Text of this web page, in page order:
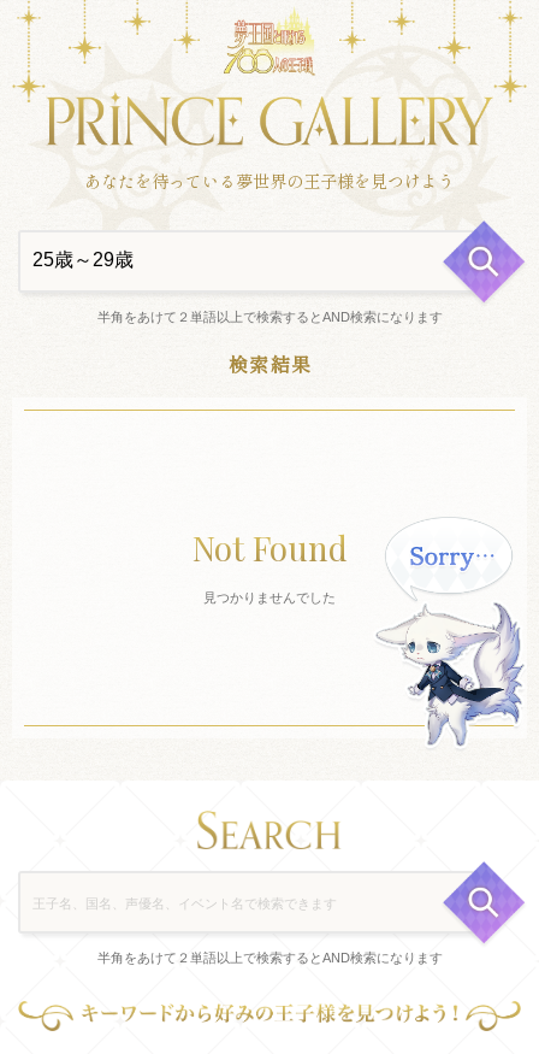
あなたを待っている夢世界の王子様を見つけよう
半角をあけて２単語以上で検索するとAND検索になります
検索結果
Not Found
見つかりませんでした
半角をあけて２単語以上で検索するとAND検索になります